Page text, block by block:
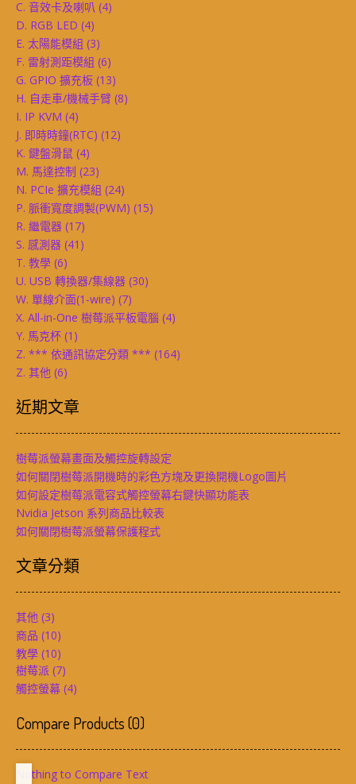
C. 音效卡及喇叭 (4)
D. RGB LED (4)
E. 太陽能模組 (3)
F. 雷射測距模組 (6)
G. GPIO 擴充板 (13)
H. 自走車/機械手臂 (8)
I. IP KVM (4)
J. 即時時鐘(RTC) (12)
K. 鍵盤滑鼠 (4)
M. 馬達控制 (23)
N. PCIe 擴充模組 (24)
P. 脈衝寬度調製(PWM) (15)
R. 繼電器 (17)
S. 感測器 (41)
T. 教學 (6)
U. USB 轉換器/集線器 (30)
W. 單線介面(1-wire) (7)
X. All-in-One 樹莓派平板電腦 (4)
Y. 馬克杯 (1)
Z. *** 依通訊協定分類 *** (164)
Z. 其他 (6)
近期文章
樹莓派螢幕畫面及觸控旋轉設定
如何關閉樹莓派開機時的彩色方塊及更換開機Logo圖片
如何設定樹莓派電容式觸控螢幕右鍵快顯功能表
Nvidia Jetson 系列商品比較表
如何關閉樹莓派螢幕保護程式
文章分類
其他 (3)
商品 (10)
教學 (10)
樹莓派 (7)
觸控螢幕 (4)
Compare Products(0)
Nothing to Compare Text